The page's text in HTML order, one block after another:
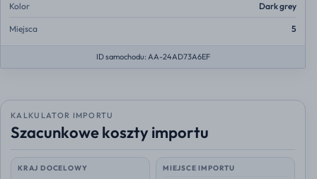
Kolor Dark grey
Miejsca 5
ID samochodu: AA-24AD73A6EF
KALKULATOR IMPORTU
Szacunkowe koszty importu
KRAJ DOCELOWY MIEJSCE IMPORTU